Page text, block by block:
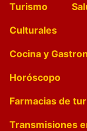
Turismo
Culturales
Cocina y
Horóscopo
Farmacias de
Transmisiones